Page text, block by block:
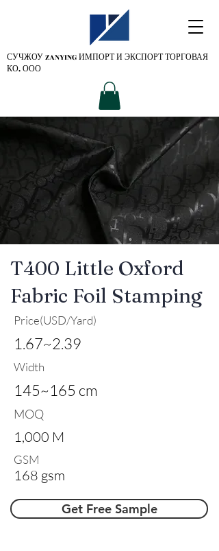
СУЧЖОУ ZANYINGИМПОРТ И ЭКСПОРТ ТОРГОВАЯ
КО. ООО
T400 Little Oxford
Fabric Foil Stamping
Price(USD/Yard)
1.67~2.39
Width
145~165 cm
MOQ
1,000 M
GSM
168 gsm
Get Free Sample